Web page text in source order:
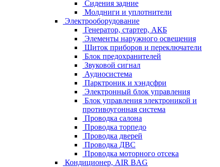
Сидения задние
Молдниги и уплотнители
Электрооборудование
Генератор, стартер, АКБ
Элементы наружного освещения
Щиток приборов и переключатели
Блок предохранителей
Звуковой сигнал
Аудиосистема
Парктроник и хэндсфри
Электронный блок управления
Блок управления электроникой и
противоугонная система
Проводка салона
Проводка торпедо
Проводка дверей
Проводка ДВС
Проводка моторного отсека
Кондиционер, AIR BAG